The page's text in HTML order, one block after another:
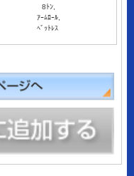
8ﾄﾝ,
ｱｰﾑﾛｰﾙ,
ﾍﾞｯﾄﾚｽ